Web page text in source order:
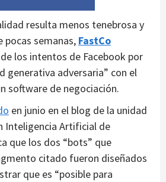
resulta menos tenebrosa y
pocas semanas, FastCo
los intentos de Facebook por
generativa adversaria” con el
software de negociación.
en junio en el blog de la unidad
Inteligencia Artificial de
que los dos “bots” que
citado fueron diseñados
que es “posible para